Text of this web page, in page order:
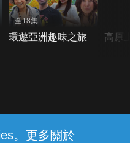
。更多關於
全18集
環遊亞洲趣味之旅 高原